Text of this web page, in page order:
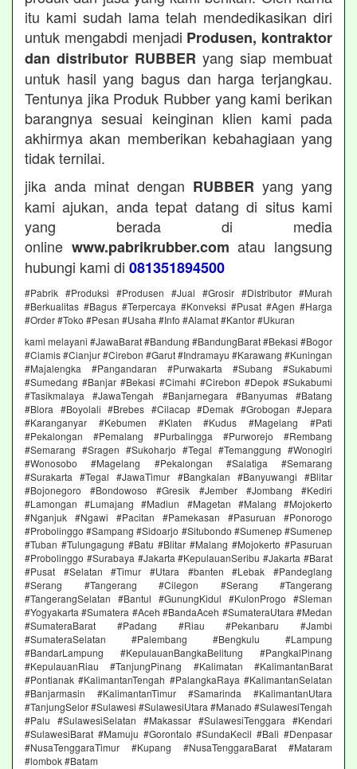
itu kami sudah lama telah mendedikasikan diri
untuk mengabdi menjadi Produsen, kontraktor
dan distributor RUBBER yang siap membuat
untuk hasil yang bagus dan harga terjangkau.
Tentunya jika Produk Rubber yang kami berikan
barangnya sesuai keinginan klien kami pada
akhirmya akan memberikan kebahagiaan yang
tidak ternilai.
jika anda minat dengan RUBBER yang yang
kami ajukan, anda tepat datang di situs kami
yang berada di media
online www.pabrikrubber.com atau langsung
hubungi kami di 081351894500
#Pabrik #Produksi #Produsen #Jual #Grosir #Distributor #Murah
#Berkualitas #Bagus #Terpercaya #Konveksi #Pusat #Agen #Harga
#Order #Toko #Pesan #Usaha #Info #Alamat #Kantor #Ukuran
kami melayani #JawaBarat #Bandung #BandungBarat #Bekasi #Bogor
#Ciamis #Cianjur #Cirebon #Garut #Indramayu #Karawang #Kuningan
#Majalengka #Pangandaran #Purwakarta #Subang #Sukabumi
#Sumedang #Banjar #Bekasi #Cimahi #Cirebon #Depok #Sukabumi
#Tasikmalaya #JawaTengah #Banjarnegara #Banyumas #Batang
#Blora #Boyolali #Brebes #Cilacap #Demak #Grobogan #Jepara
#Karanganyar #Kebumen #Klaten #Kudus #Magelang #Pati
#Pekalongan #Pemalang #Purbalingga #Purworejo #Rembang
#Semarang #Sragen #Sukoharjo #Tegal #Temanggung #Wonogiri
#Wonosobo #Magelang #Pekalongan #Salatiga #Semarang
#Surakarta #Tegal #JawaTimur #Bangkalan #Banyuwangi #Blitar
#Bojonegoro #Bondowoso #Gresik #Jember #Jombang #Kediri
#Lamongan #Lumajang #Madiun #Magetan #Malang #Mojokerto
#Nganjuk #Ngawi #Pacitan #Pamekasan #Pasuruan #Ponorogo
#Probolinggo #Sampang #Sidoarjo #Situbondo #Sumenep #Sumenep
#Tuban #Tulungagung #Batu #Blitar #Malang #Mojokerto #Pasuruan
#Probolinggo #Surabaya #Jakarta #KepulauanSeribu #Jakarta #Barat
#Pusat #Selatan #Timur #Utara #banten #Lebak #Pandeglang
#Serang #Tangerang #Cilegon #Serang #Tangerang
#TangerangSelatan #Bantul #GunungKidul #KulonProgo #Sleman
#Yogyakarta #Sumatera #Aceh #BandaAceh #SumateraUtara #Medan
#SumateraBarat #Padang #Riau #Pekanbaru #Jambi
#SumateraSelatan #Palembang #Bengkulu #Lampung
#BandarLampung #KepulauanBangkaBelitung #PangkalPinang
#KepulauanRiau #TanjungPinang #Kalimatan #KalimantanBarat
#Pontianak #KalimantanTengah #PalangkaRaya #KalimantanSelatan
#Banjarmasin #KalimantanTimur #Samarinda #KalimantanUtara
#TanjungSelor #Sulawesi #SulawesiUtara #Manado #SulawesiTengah
#Palu #SulawesiSelatan #Makassar #SulawesiTenggara #Kendari
#SulawesiBarat #Mamuju #Gorontalo #SundaKecil #Bali #Denpasar
#NusaTenggaraTimur #Kupang #NusaTenggaraBarat #Mataram
#lombok #Batam